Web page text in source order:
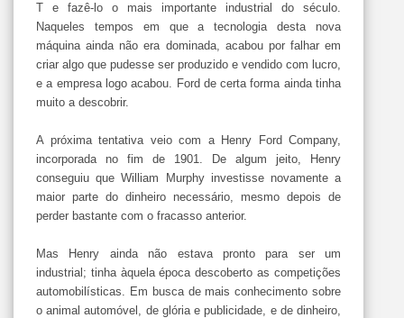
T e fazê-lo o mais importante industrial do século.
Naqueles tempos em que a tecnologia desta nova
máquina ainda não era dominada, acabou por falhar em
criar algo que pudesse ser produzido e vendido com lucro,
e a empresa logo acabou. Ford de certa forma ainda tinha
muito a descobrir.
A próxima tentativa veio com a Henry Ford Company,
incorporada no fim de 1901. De algum jeito, Henry
conseguiu que William Murphy investisse novamente a
maior parte do dinheiro necessário, mesmo depois de
perder bastante com o fracasso anterior.
Mas Henry ainda não estava pronto para ser um
industrial; tinha àquela época descoberto as competições
automobilísticas. Em busca de mais conhecimento sobre
o animal automóvel, de glória e publicidade, e de dinheiro,